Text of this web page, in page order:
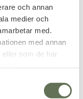
och annan
medier och
med.
med annan
som de har